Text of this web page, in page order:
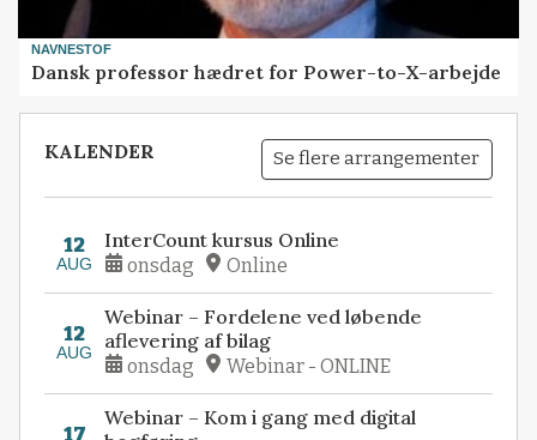
NAVNESTOF
Dansk professor hædret for Power-to-X-arbejde
KALENDER Se flere arrangementer
12
AUG
InterCount kursus Online
onsdag Online
12
AUG
Webinar – Fordelene ved løbende
aflevering af bilag
onsdag Webinar - ONLINE
17
Webinar – Kom i gang med digital